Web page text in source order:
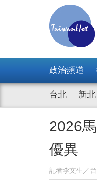
政治頻道
台北 新北
2026
優異
記者李文生／